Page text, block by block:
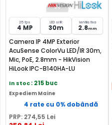
locatia respectiva,
mare.
25 fps
4 MP
LED si IR
30m
lentila fixa
2.8mm
Camera IP 4MP Exterior
AcuSense ColorVu LED/IR 30m,
Mic, PoE, 2.8mm - HikVision
HiLook IPC-B140HA-LU
In stoc: 215 buc
Expediem Maine
4 rate cu 0% dobândă
PRP: 274,55 Lei